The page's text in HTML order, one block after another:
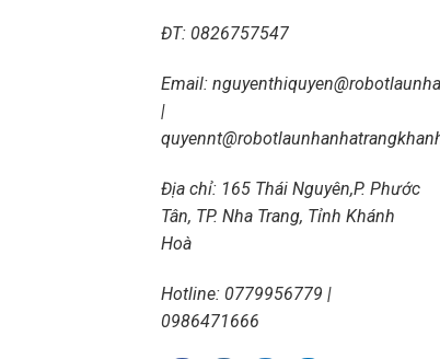
ĐT: 0826757547
Email:
|
Địa chỉ: 165 Thái Nguyên,P. Phước
Tân, TP. Nha Trang, Tỉnh Khánh
Hoà
Hotline: 0779956779 |
0986471666